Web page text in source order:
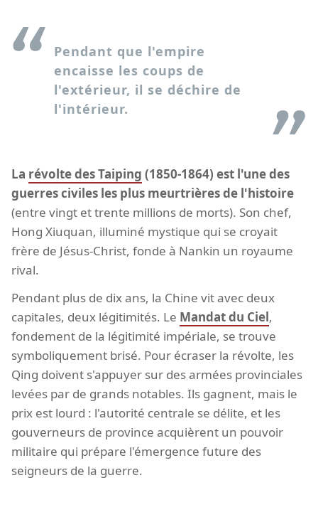
Pendant que l'empire
encaisse les coups de
l'extérieur, il se déchire de
l'intérieur.
La révolte des Taiping (1850-1864) est l'une des
guerres civiles les plus meurtrières de l'histoire
(entre vingt et trente millions de morts). Son chef,
Hong Xiuquan, illuminé mystique qui se croyait
frère de Jésus-Christ, fonde à Nankin un royaume
rival.
Pendant plus de dix ans, la Chine vit avec deux
capitales, deux légitimités. Le Mandat du Ciel,
fondement de la légitimité impériale, se trouve
symboliquement brisé. Pour écraser la révolte, les
Qing doivent s'appuyer sur des armées provinciales
levées par de grands notables. Ils gagnent, mais le
prix est lourd : l'autorité centrale se délite, et les
gouverneurs de province acquièrent un pouvoir
militaire qui prépare l'émergence future des
seigneurs de la guerre.